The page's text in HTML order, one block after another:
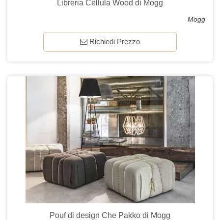
Libreria Cellula Wood di Mogg
Mogg
Richiedi Prezzo
Pouf di design Che Pakko di Mogg